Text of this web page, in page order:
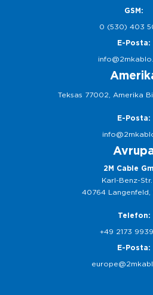
GSM:
0 (530) 403
E-Posta:
Teksas 77002, Amerika
E-Posta:
2M Cable
Karl-Benz-
40764 Langenfeld,
Telefon:
+49 2173
E-Posta: